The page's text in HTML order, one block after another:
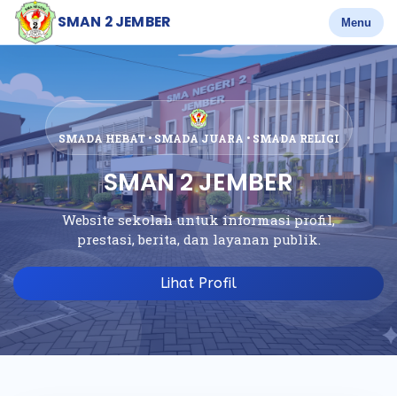
SMAN 2 JEMBER Menu
SMADA HEBAT • SMADA JUARA • SMADA RELIGI
SMAN 2 JEMBER
Website sekolah untuk informasi profil,
prestasi, berita, dan layanan publik.
Lihat Profil